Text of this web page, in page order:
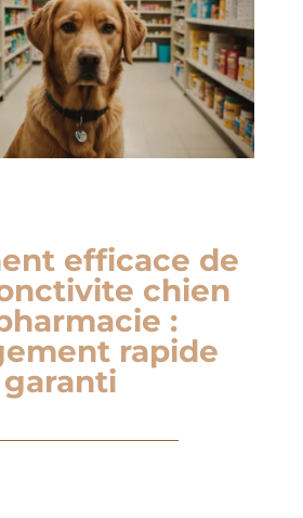
efficace de
chien
:
rapide
garanti